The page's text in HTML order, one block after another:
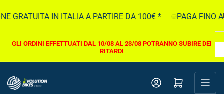
direttamente
contenuti
GRATUITA IN ITALIA A PARTIRE DA 100€ * PAGA FINO A
GLI ORDINI EFFETTUATI DAL 10/08 AL 23/08 POTRANNO SUBIRE DEI
RITARDI
Apri il mini carrello